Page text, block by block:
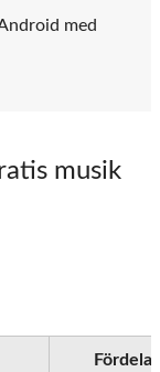
med
musik
Fördelar